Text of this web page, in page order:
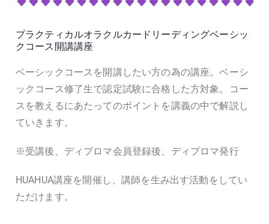
プラクティカルオラクルカードリーディングベーシッ
クコース開講講座
ベーシックコースを開講したい方の為の講座。ベーシ
ックコース修了生で認定試験に合格した方対象。コー
スを教えるにあたってのポイントを講義の中で解説し
ていきます。
※受講後、ディプロマ会員登録後、ディプロマ発行
HUAHUA講座を開催し、講師を生み出す活動をしてい
ただけます。